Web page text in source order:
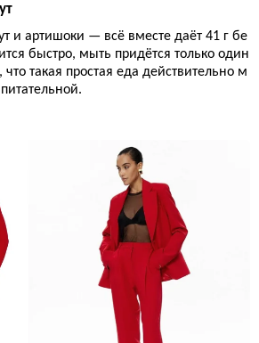
и артишоки — всё вместе даёт 41 г бе
быстро, мыть придётся только один
что такая простая еда действительно м